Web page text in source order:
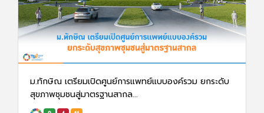
ม.ทักษิณ เตรียมเปิดศูนย์การแพทย์แบบองค์รวม ยกระดับ
สุขภาพชุมชนสู่มาตรฐานสากล...